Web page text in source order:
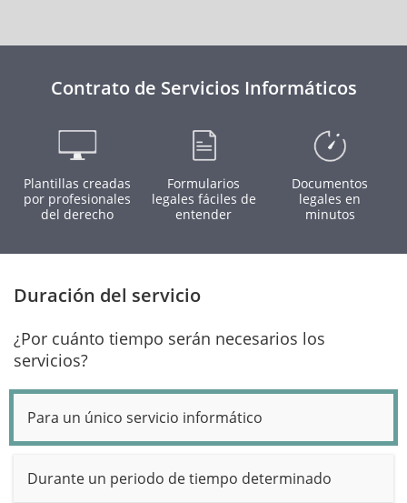
Contrato de Servicios Informáticos
Plantillas creadas
por profesionales
del derecho
Formularios
legales fáciles de
entender
Documentos
legales en
minutos
Duración del servicio
¿Por cuánto tiempo serán necesarios los
servicios?
Para un único servicio informático
Durante un periodo de tiempo determinado